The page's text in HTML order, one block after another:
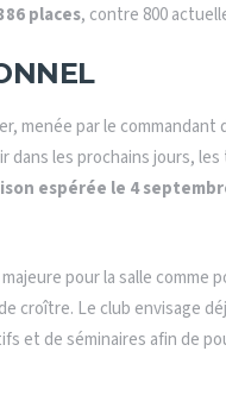
places, contre 800
menée par le commandant
les prochains jours,
espérée le 4
pour la salle comme
croître. Le club envisage
et de séminaires afin de